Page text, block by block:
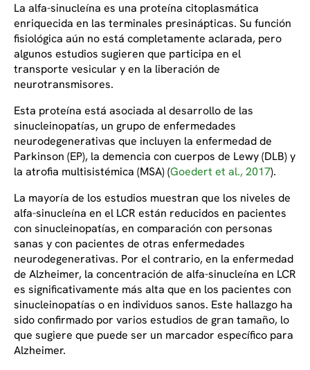
La alfa-sinucleína es una proteína citoplasmática
enriquecida en las terminales presinápticas. Su función
fisiológica aún no está completamente aclarada, pero
algunos estudios sugieren que participa en el
transporte vesicular y en la liberación de
neurotransmisores.
Esta proteína está asociada al desarrollo de las
sinucleinopatías, un grupo de enfermedades
neurodegenerativas que incluyen la enfermedad de
Parkinson (EP), la demencia con cuerpos de Lewy (DLB) y
la atrofia multisistémica (MSA) (Goedert et al., 2017).
La mayoría de los estudios muestran que los niveles de
alfa-sinucleína en el LCR están reducidos en pacientes
con sinucleinopatías, en comparación con personas
sanas y con pacientes de otras enfermedades
neurodegenerativas. Por el contrario, en la enfermedad
de Alzheimer, la concentración de alfa-sinucleína en LCR
es significativamente más alta que en los pacientes con
sinucleinopatías o en individuos sanos. Este hallazgo ha
sido confirmado por varios estudios de gran tamaño, lo
que sugiere que puede ser un marcador específico para
Alzheimer.